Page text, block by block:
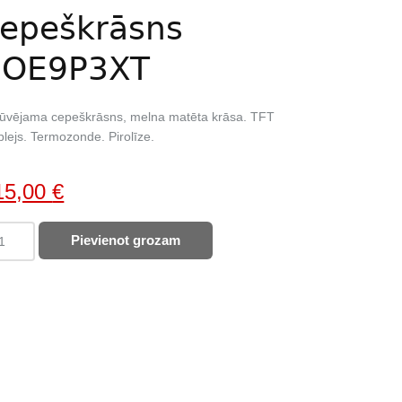
cepeškrāsns, melna matēta krāsa. TFT
Termozonde. Pirolīze.
€Current
price
is:
Pievienot grozam